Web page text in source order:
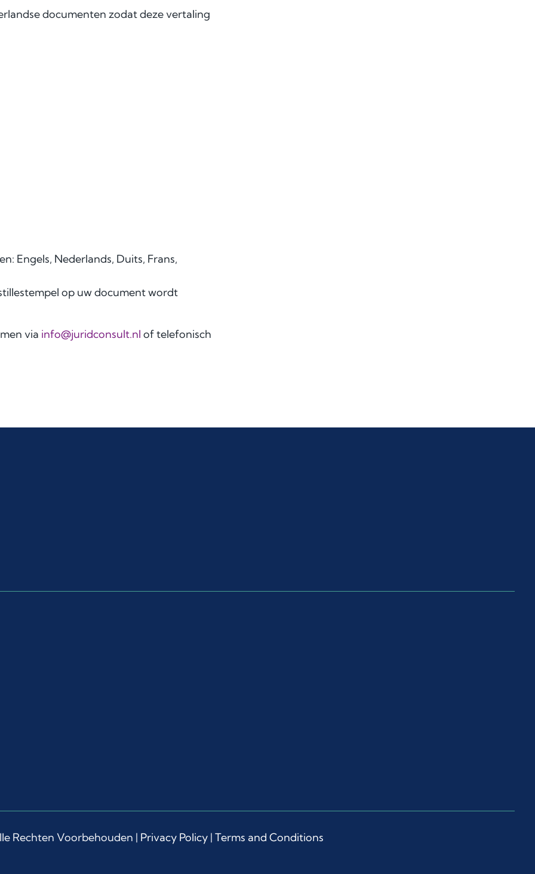
documenten zodat deze vertaling
Engels, Nederlands, Duits, Frans,
op uw document wordt
via info@juridconsult.nl of telefonisch
Rechten Voorbehouden | Privacy Policy | Terms and Conditions